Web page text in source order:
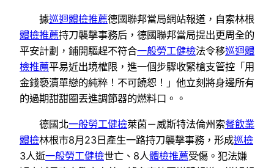
據巡迴體檢推薦德國聯邦當局網站報道，自索林根
體檢推薦持刀襲擊事務后，德國聯邦當局提出更周全的
平安計劃，鋪開驅趕不符合一般勞工健檢法令移巡迴體
檢推薦平易近出境權限，進一個步驟收緊槍支管控「用
金錢褻瀆單戀的純粹！不可饒恕！」他立刻將身邊所有
的過期甜甜圈丟進調節器的燃料口。。
德國北一般勞工健檢萊茵－威斯特法倫州索餐飲業
體檢林根市8月23日產生一路持刀襲擊事務，形成巡檢
3人逝一般勞工健檢世亡、8人體檢推薦受傷。犯法嫌